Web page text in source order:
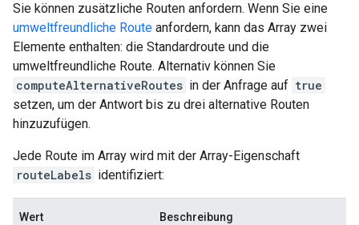
Sie können zusätzliche Routen anfordern. Wenn Sie eine
umweltfreundliche Route anfordern, kann das Array zwei
Elemente enthalten: die Standardroute und die
umweltfreundliche Route. Alternativ können Sie
computeAlternativeRoutes in der Anfrage auf true
setzen, um der Antwort bis zu drei alternative Routen
hinzuzufügen.
Jede Route im Array wird mit der Array-Eigenschaft
routeLabels identifiziert:
Wert Beschreibung